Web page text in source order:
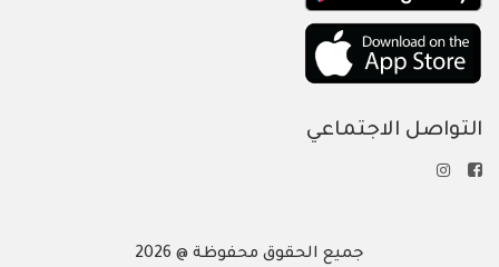
التواصل الاجتماعي
جميع الحقوق محفوظة @ 2026